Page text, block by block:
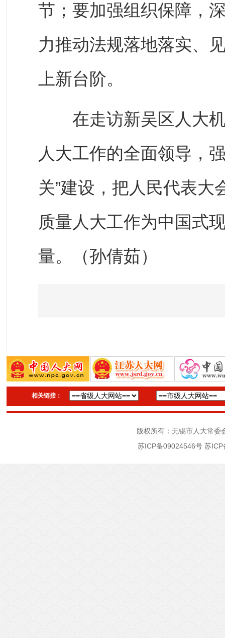
节；要加强组织保障，
力推动法规落地落实、
上新台阶。
在走访新吴区人大机
人大工作的全面领导，
关”建设，把人民代表
质量人大工作为中国式
量。（孙倩茹）
相关链接：
版权所有：无锡市人大常
苏ICP备09024546号 苏ICP